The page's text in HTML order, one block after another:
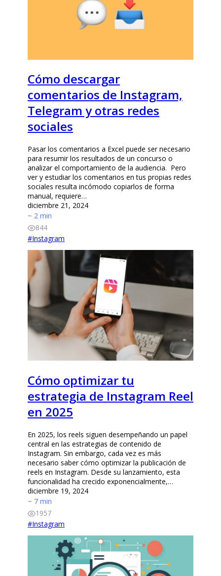
Cómo descargar
comentarios de Instagram,
Telegram y otras redes
sociales
Pasar los comentarios a Excel puede ser necesario
para resumir los resultados de un concurso o
analizar el comportamiento de la audiencia. Pero
ver y estudiar los comentarios en tus propias redes
sociales resulta incómodo copiarlos de forma
manual, requiere…
diciembre 21, 2024
~ 2 min
844
#Instagram
Cómo optimizar tu
estrategia de Instagram Reel
en 2025
En 2025, los reels siguen desempeñando un papel
central en las estrategias de contenido de
Instagram. Sin embargo, cada vez es más
necesario saber cómo optimizar la publicación de
reels en Instagram. Desde su lanzamiento, esta
funcionalidad ha crecido exponencialmente,…
diciembre 19, 2024
~ 7 min
1957
#Instagram